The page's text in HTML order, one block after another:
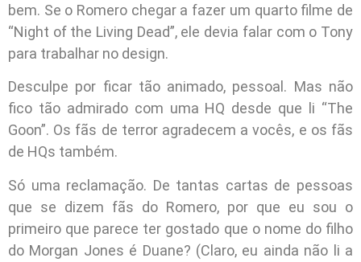
bem. Se o Romero chegar a fazer um quarto filme de
“Night of the Living Dead”, ele devia falar com o Tony
para trabalhar no design.
Desculpe por ficar tão animado, pessoal. Mas não
fico tão admirado com uma HQ desde que li “The
Goon”. Os fãs de terror agradecem a vocês, e os fãs
de HQs também.
Só uma reclamação. De tantas cartas de pessoas
que se dizem fãs do Romero, por que eu sou o
primeiro que parece ter gostado que o nome do filho
do Morgan Jones é Duane? (Claro, eu ainda não li a